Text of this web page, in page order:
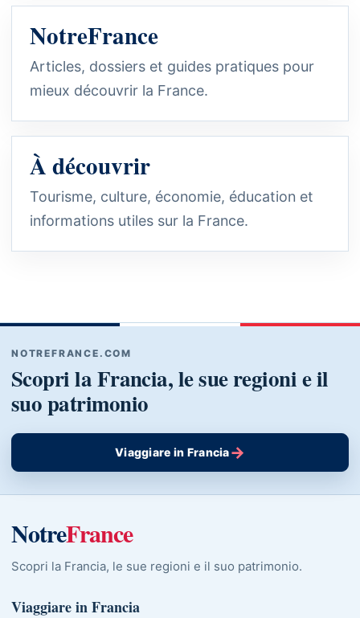
NotreFrance
Articles, dossiers et guides pratiques pour
mieux découvrir la France.
À découvrir
Tourisme, culture, économie, éducation et
informations utiles sur la France.
NOTREFRANCE.COM
Scopri la Francia, le sue regioni e il
suo patrimonio
Viaggiare in Francia→
NotreFrance
Scopri la Francia, le sue regioni e il suo patrimonio.
Viaggiare in Francia